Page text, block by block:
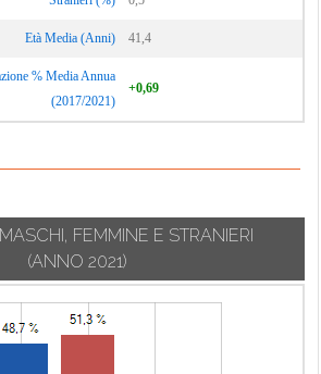
Età Media (Anni) 41,4
% Media Annua
(2017/2021)
+0,69
FEMMINE E STRANIERI
(ANNO 2021)